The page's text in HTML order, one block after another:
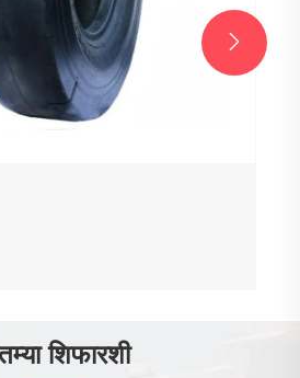

शिफारशी